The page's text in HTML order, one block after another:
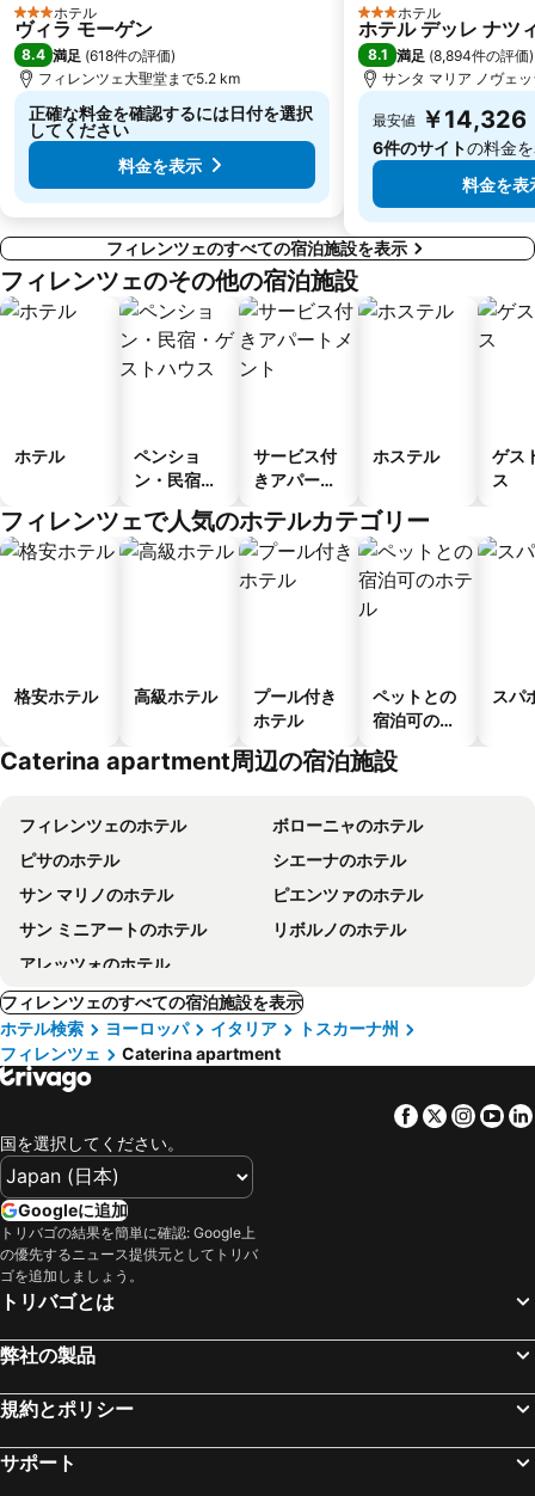
3 ホテルのランク
ホテル
ヴィラ モーゲン
8.4 満足 (618件の評価)
フィレンツェ大聖堂まで5.2 km
正確な料金を確認するには日付を選択
してください
料金を表示
3 ホテルのランク
ホテル
ホテル デッレ ナツ
8.1 満足 (8,894件の評価)
サンタ マリア ノヴェ
最安値 ￥14,326
6件のサイトの料金
料金を表
フィレンツェのすべての宿泊施設を表示
フィレンツェのその他の宿泊施設
ホテル
ペンショ
ン・民宿・
ス
サービス付
きアパート
ホステル
ゲス
ス
フィレンツェで人気のホテルカテゴリー
格安ホテル 高級ホテル
プール付き
ホテル
ペットとの
宿泊可のホ
テル
スパ
Caterina apartment周辺の宿泊施設
フィレンツェのホテル
ボローニャのホテル
ピサのホテル
シエーナのホテル
サン マリノのホテル
ピエンツァのホテル
サン ミニアートのホテル
リボルノのホテル
アレッツォのホテル
フィレンツェのすべての宿泊施設を表示
ホテル検索
ヨーロッパ イタリア
トスカーナ州
フィレンツェ
Caterina apartment
Facebook
Twitter
国を選択してください。
Googleに追加
トリバゴの結果を簡単に確認: Google上
の優先するニュース提供元としてトリバ
ゴを追加しましょう。
トリバゴとは
弊社の製品
規約とポリシー
サポート